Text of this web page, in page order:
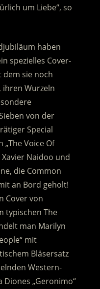
um Liebe“, so
haben
spezielles Cover-
sie noch
ihren Wurzeln
von der
Special
„The Voice Of
Naidoo und
die Common
an Bord geholt!
Cover von
typischen The
man Marilyn
mit
Bläsersatz
Western-
„Geronimo“